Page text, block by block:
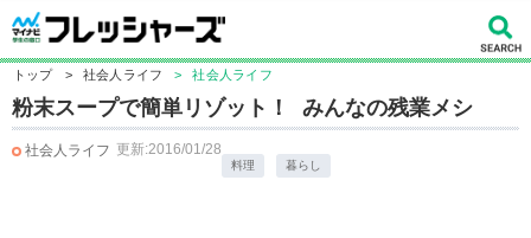
トップ > 社会人ライフ > 社会人ライフ
粉末スープで簡単リゾット！ みんなの残業メシ
社会人ライフ 更新:2016/01/28
料理 暮らし